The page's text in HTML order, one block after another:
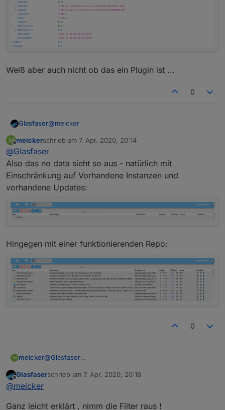
Weiß aber auch nicht ob das ein Plugin ist ...
0
Glasfaser@meicker
kann ich mir auch nicht vorstellen , das du ein -NO
DATA- hast , ich denke mal eher durch das ganze hin
und her den Link falsch geschriebnen .
Es bleibt sonst beim : empty json.
M
Offline
meickerschrieb am 7. Apr. 2020, 20:14
zuletzt editiert von
@Glasfaser
Also das no data sieht so aus - natürlich mit
Einschränkung auf Vorhandene Instanzen und
vorhandene Updates:
Hingegen mit einer funktionierenden Repo:
0
M meicker@Glasfaser
Einschränkung auf Vorhandene Instanzen und
Hingegen mit einer funktionierenden Repo:
Offline
Glasfaserschrieb am 7. Apr. 2020, 20:18
zuletzt editiert von
@meicker
Ganz leicht erklärt , nimm die Filter raus !